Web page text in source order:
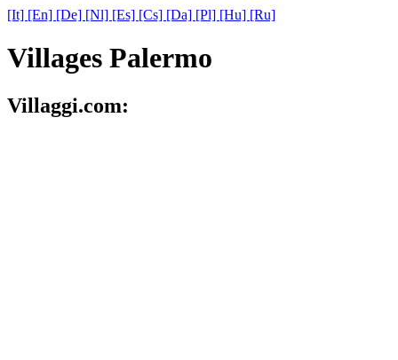
[It] [En] [De] [Nl] [Es] [Cs] [Da] [Pl] [Hu] [Ru]
Villages Palermo
Villaggi.com: